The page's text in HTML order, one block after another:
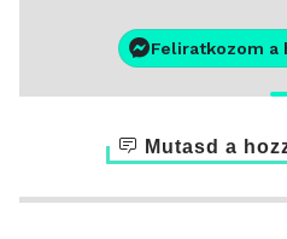
Feliratkozom a
Mutasd a